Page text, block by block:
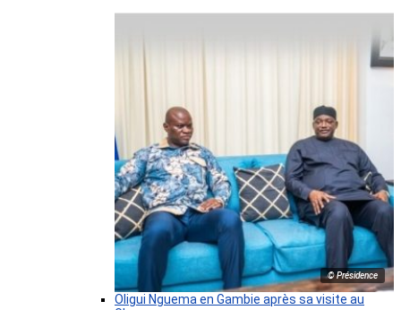
© Présidence
Oligui Nguema en Gambie après sa visite au